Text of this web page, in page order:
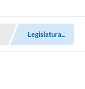
Legislatura...